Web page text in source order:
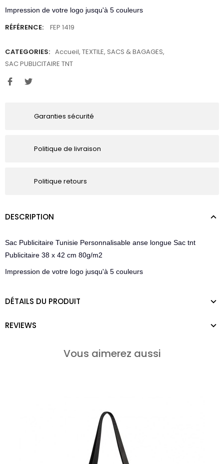
Impression de votre logo jusqu'à 5 couleurs
RÉFÉRENCE: FEP 1419
CATEGORIES: Accueil, TEXTILE, SACS & BAGAGES,
SAC PUBLICITAIRE TNT
Garanties sécurité
Politique de livraison
Politique retours
DESCRIPTION
Sac Publicitaire Tunisie Personnalisable anse longue Sac tnt
Publicitaire 38 x 42 cm 80g/m2
Impression de votre logo jusqu'à 5 couleurs
DÉTAILS DU PRODUIT
REVIEWS
Vous aimerez aussi